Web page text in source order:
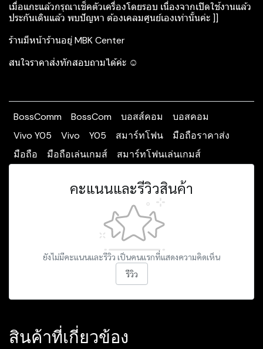
เมื่อแกะแล้วกรุณาเช็คตัวเครื่องโดยรอบ เนื่องจากเปิดใช้งานแล้ว
ประกันเดินแล้ว พบปัญหา ต้องเคลมศูนย์เองเท่านั้นค่ะ ]]
ร้านมีหน้าร้านอยู่ MBK Center
สนใจราคาส่งทักสอบถามได้ค่ะ ☺️
BossComm BossCom บอสส์คอม
บอสคอม
Vivo Y05
Vivo Y05 สมาร์ทโฟน
มือถือราคาส่ง
มือถือ
มือถือเล่นเกมส์ สมาร์ทโฟนเล่นเกมส์
คะแนนและรีวิวสินค้า
ยังไม่มีคะแนนและรีวิว เป็นคนแรกที่แสดงความคิดเห็น
รีวิว
สินค้าที่เกี่ยวข้อง